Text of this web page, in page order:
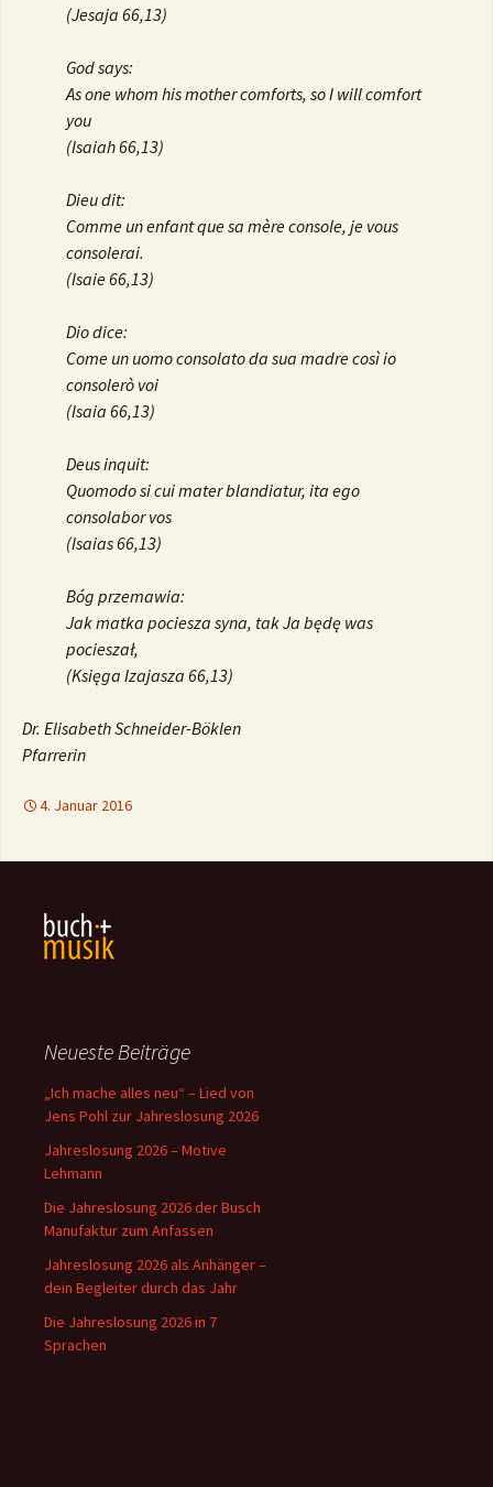
(Jesaja 66,13)
God says:
As one whom his mother comforts, so I will comfort
you
(Isaiah 66,13)
Dieu dit:
Comme un enfant que sa mère console, je vous
consolerai.
(Isaie 66,13)
Dio dice:
Come un uomo consolato da sua madre così io
consolerò voi
(Isaia 66,13)
Deus inquit:
Quomodo si cui mater blandiatur, ita ego
consolabor vos
(Isaias 66,13)
Bóg przemawia:
Jak matka pociesza syna, tak Ja będę was
pocieszał,
(Księga Izajasza 66,13)
Dr. Elisabeth Schneider-Böklen
Pfarrerin
4. Januar 2016
Neueste Beiträge
„Ich mache alles neu“ – Lied von
Jens Pohl zur Jahreslosung 2026
Jahreslosung 2026 – Motive
Lehmann
Die Jahreslosung 2026 der Busch
Manufaktur zum Anfassen
Jahreslosung 2026 als Anhänger –
dein Begleiter durch das Jahr
Die Jahreslosung 2026 in 7
Sprachen